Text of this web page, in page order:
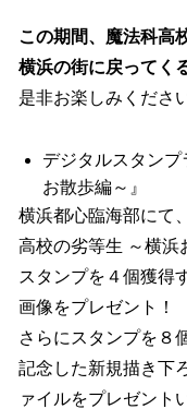
この期間、魔法科高
横浜の街に戻ってく
是非お楽しみくださ
デジタルスタン
お散歩編～』
横浜都心臨海部にて
高校の劣等生 ～横浜
スタンプを４個獲得
画像をプレゼント！
さらにスタンプを８
記念した新規描き下
ァイルをプレゼント